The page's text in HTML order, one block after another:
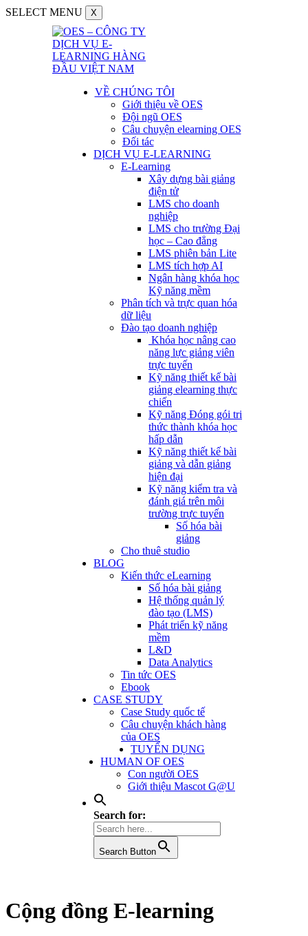
SELECT MENU X
VỀ CHÚNG TÔI
Giới thiệu về OES
Đội ngũ OES
Câu chuyện elearning OES
Đối tác
DỊCH VỤ E-LEARNING
E-Learning
Xây dựng bài giảng
điện tử
LMS cho doanh
nghiệp
LMS cho trường Đại
học – Cao đẳng
LMS phiên bản Lite
LMS tích hợp AI
Ngân hàng khóa học
Kỹ năng mềm
Phân tích và trực quan hóa
dữ liệu
Đào tạo doanh nghiệp
Khóa học nâng cao
năng lực giảng viên
trực tuyến
Kỹ năng thiết kế bài
giảng elearning thực
chiến
Kỹ năng Đóng gói tri
thức thành khóa học
hấp dẫn
Kỹ năng thiết kế bài
giảng và dẫn giảng
hiện đại
Kỹ năng kiểm tra và
đánh giá trên môi
trường trực tuyến
Số hóa bài
giảng
Cho thuê studio
BLOG
Kiến thức eLearning
Số hóa bài giảng
Hệ thống quản lý
đào tạo (LMS)
Phát triển kỹ năng
mềm
L&D
Data Analytics
Tin tức OES
Ebook
CASE STUDY
Case Study quốc tế
Câu chuyện khách hàng
của OES
TUYỂN DỤNG
HUMAN OF OES
Con người OES
Giới thiệu Mascot G@U
Search for:
Search Button
Cộng đồng E-learning